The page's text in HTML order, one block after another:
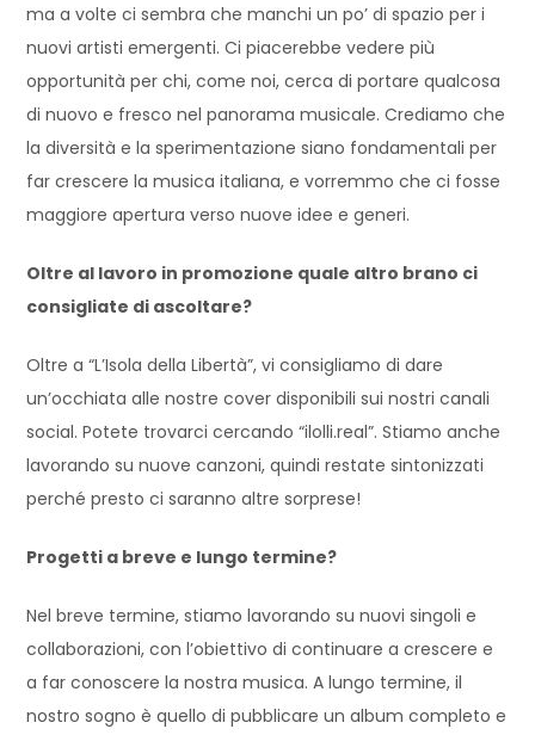
ma a volte ci sembra che manchi un po’ di spazio per i
nuovi artisti emergenti. Ci piacerebbe vedere più
opportunità per chi, come noi, cerca di portare qualcosa
di nuovo e fresco nel panorama musicale. Crediamo che
la diversità e la sperimentazione siano fondamentali per
far crescere la musica italiana, e vorremmo che ci fosse
maggiore apertura verso nuove idee e generi.
Oltre al lavoro in promozione quale altro brano ci
consigliate di ascoltare?
Oltre a “L’Isola della Libertà”, vi consigliamo di dare
un’occhiata alle nostre cover disponibili sui nostri canali
social. Potete trovarci cercando “ilolli.real”. Stiamo anche
lavorando su nuove canzoni, quindi restate sintonizzati
perché presto ci saranno altre sorprese!
Progetti a breve e lungo termine?
Nel breve termine, stiamo lavorando su nuovi singoli e
collaborazioni, con l’obiettivo di continuare a crescere e
a far conoscere la nostra musica. A lungo termine, il
nostro sogno è quello di pubblicare un album completo e